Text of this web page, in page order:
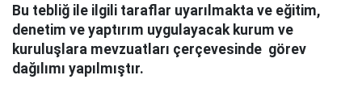
Bu tebliğ ile ilgili taraflar uyarılmakta ve eğitim,
denetim ve yaptırım uygulayacak kurum ve
kuruluşlara mevzuatları çerçevesinde görev
dağılımı yapılmıştır.